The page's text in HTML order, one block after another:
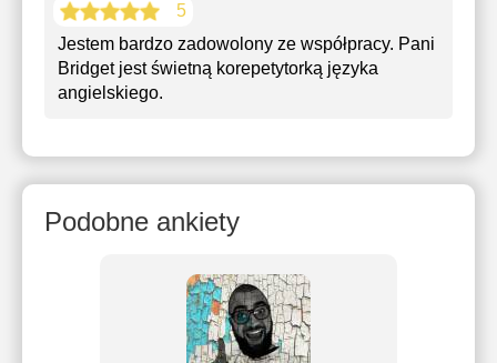
5
Jestem bardzo zadowolony ze współpracy. Pani
Bridget jest świetną korepetytorką języka
angielskiego.
Podobne ankiety